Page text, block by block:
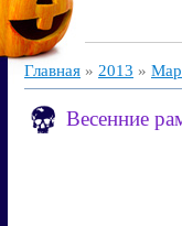
Главная » 2013 »
Весенние